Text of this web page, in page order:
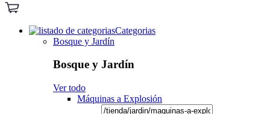
Categorias
Bosque y Jardín
Bosque y Jardín
Ver todo
Máquinas a Explosión